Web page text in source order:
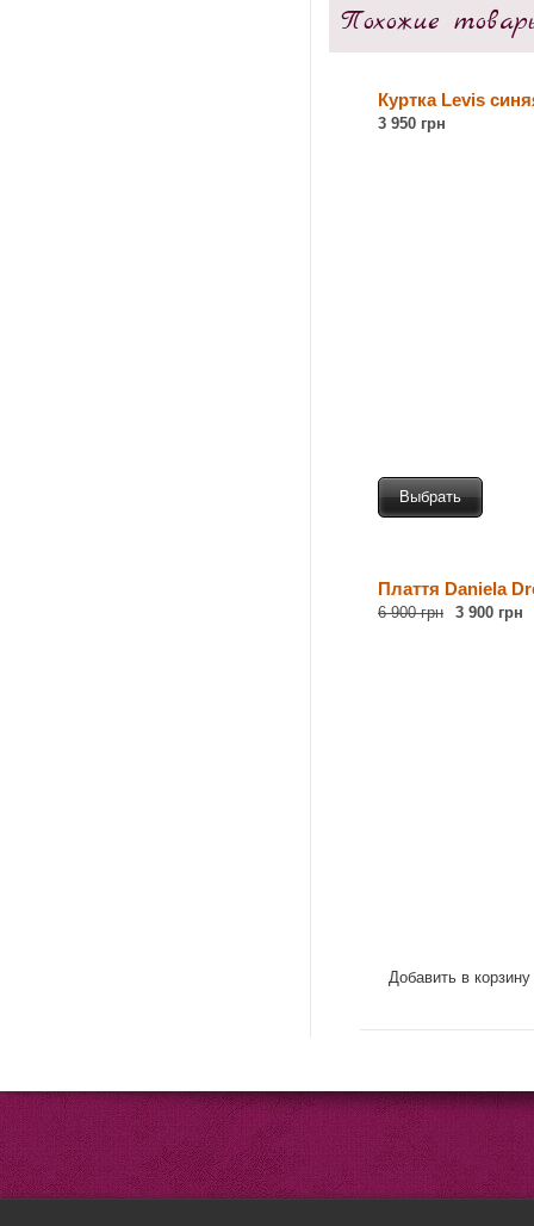
Похожие
Куртка Levis
3 950 грн
Выбрать
Плаття Daniela
6 900 грн 3 900 грн
Добавить в корзину